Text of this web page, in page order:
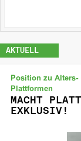
AKTUELL
Position zu Alters-
Plattformen
MACHT
EXKLUSIV!